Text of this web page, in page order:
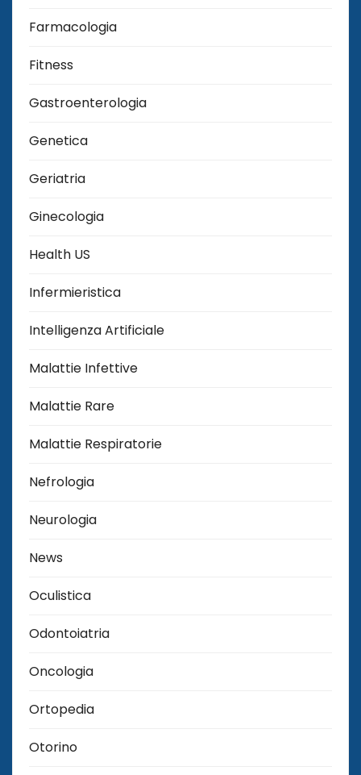
Farmacologia
Fitness
Gastroenterologia
Genetica
Geriatria
Ginecologia
Health US
Infermieristica
Intelligenza Artificiale
Malattie Infettive
Malattie Rare
Malattie Respiratorie
Nefrologia
Neurologia
News
Oculistica
Odontoiatria
Oncologia
Ortopedia
Otorino